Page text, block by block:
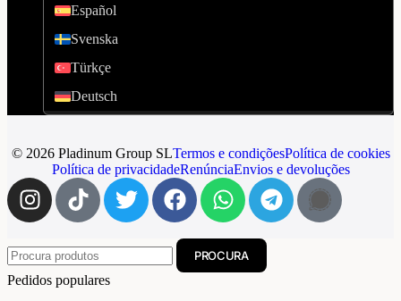
Español
Svenska
Türkçe
Deutsch
© 2026 Pladinum Group SLTermos e condiçõesPolítica de cookies
Política de privacidadeRenúnciaEnvios e devoluções
PROCURA
Pedidos populares